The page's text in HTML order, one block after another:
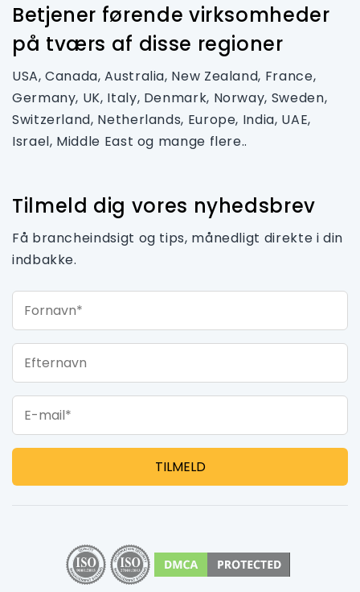
Betjener førende virksomheder
på tværs af disse regioner
USA, Canada, Australia, New Zealand, France,
Germany, UK, Italy, Denmark, Norway, Sweden,
Switzerland, Netherlands, Europe, India, UAE,
Israel, Middle East og mange flere..
Tilmeld dig vores nyhedsbrev
Få brancheindsigt og tips, månedligt direkte i din
indbakke.
Efternavn
E-mail*